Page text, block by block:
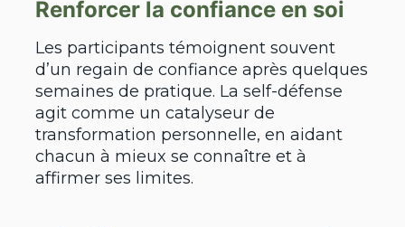
Renforcer la confiance en soi
Les participants témoignent souvent
d’un regain de confiance après quelques
semaines de pratique. La self-défense
agit comme un catalyseur de
transformation personnelle, en aidant
chacun à mieux se connaître et à
affirmer ses limites.